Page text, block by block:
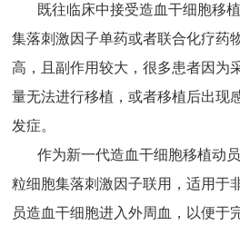
既往临床中接受造血干细胞移
集落刺激因子单药或者联合化疗药
高，且副作用较大，很多患者因为
量无法进行移植，或者移植后出现
发症。
作为新一代造血干细胞移植动
粒细胞集落刺激因子联用，适用于
员造血干细胞进入外周血，以便于